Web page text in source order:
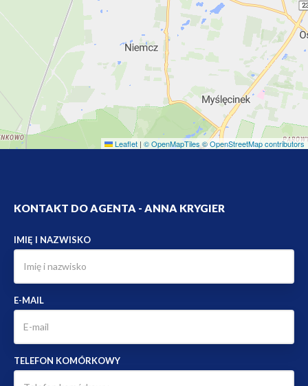
Leaflet | © OpenMapTiles © OpenStreetMap contributors
KONTAKT DO AGENTA - ANNA KRYGIER
IMIĘ I NAZWISKO
E-MAIL
TELEFON KOMÓRKOWY